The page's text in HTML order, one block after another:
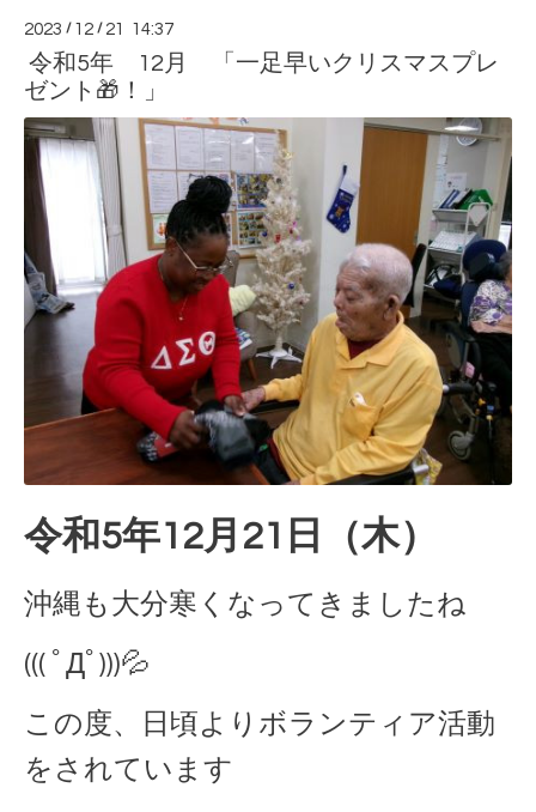
2023 / 12 / 21 14:37
令和5年 12月 「一足早いクリスマスプレ
ゼント🎁！」
令和5年12月21日（木）
沖縄も大分寒くなってきましたね
((( ﾟДﾟ)))💦
この度、日頃よりボランティア活動
をされています